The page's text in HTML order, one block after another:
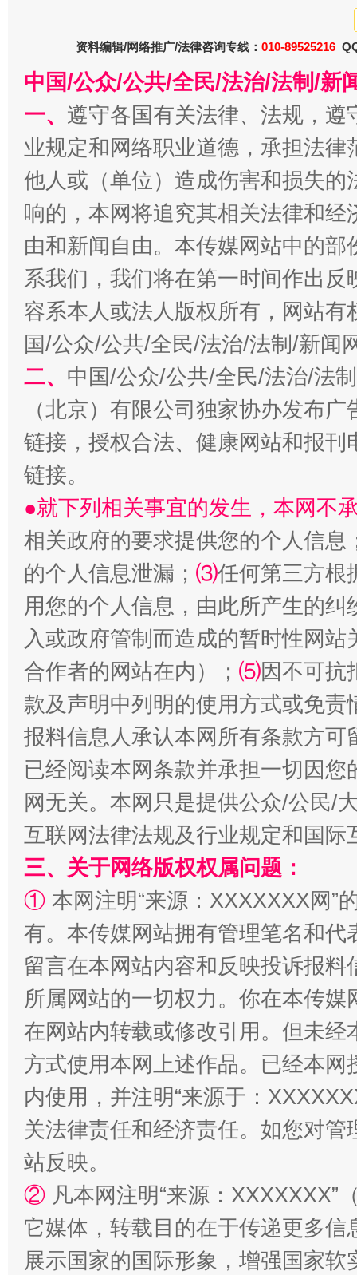
一批国家标准开始实施 从
以产业富民促振兴 酒
从幼儿园到大学，有这些资助 “
事关残疾人未来5年
规模最大的光氢储一体化项目 走
镜头丨大暑三秋近 山西：
资料编辑/网络推广/法律咨询专线： 010-89525216
中国/公众/公共/全民/法治/法制/新
一、 遵守各国有关法律、法规，
业规定和网络职业道德，承担法
他人或（单位）造成伤害和损失
响的，本网将追究其相关法律和
由和新闻自由。本传媒网站中的
系我们，我们将在第一时间作出
容系本人或法人版权所有，网站
国/公众/公共/全民/法治/法制/新闻
二、 中国/公众/公共/全民/法治/法
（北京）有限公司独家协办发布
链接，授权合法、健康网站和报
链接。
●就下列相关事宜的发生，本网不
相关政府的要求提供您的个人信息
的个人信息泄漏； ⑶任何第三方根
用您的个人信息，由此所产生的纠
入或政府管制而造成的暂时性网
合作者的网站在内）； ⑸因不可抗
款及声明中列明的使用方式或免责
报料信息人承认本网所有条款方
已经阅读本网条款并承担一切因
网无关。本网只是提供公众/公民/
互联网法律法规及行业规定和国
三、关于网络版权权属问题：
① 本网注明“来源：XXXXXXX网”
有。本传媒网站拥有管理笔名和
留言在本网站内容和反映投诉报
所属网站的一切权力。你在本传
在网站内转载或修改引用。但未
方式使用本网上述作品。已经本
内使用，并注明“来源于：
关法律责任和经济责任。如您对
站反映。
② 凡本网注明“来源：
它媒体，转载目的在于传递更多
展示国家的国际形象，增强国家